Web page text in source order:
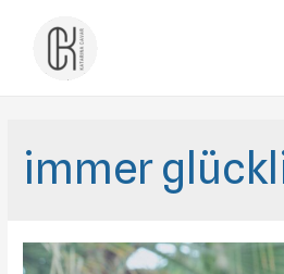
springen
immer